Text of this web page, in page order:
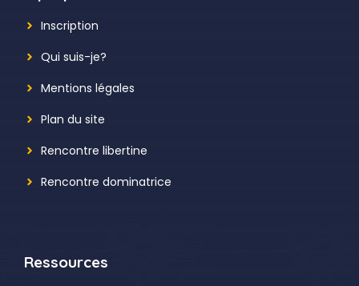
Inscription
Qui suis-je?
Mentions légales
Plan du site
Rencontre libertine
Rencontre dominatrice
Ressources